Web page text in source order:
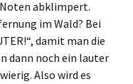
Noten abklimpert.
im Wald? Bei
damit man die
dann noch ein lauter
Also wird es